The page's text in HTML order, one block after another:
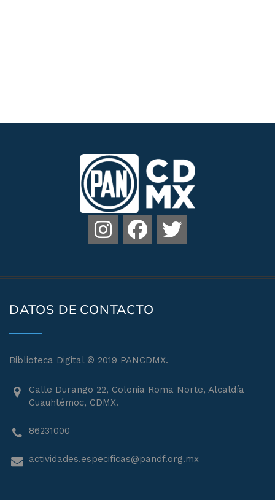
DATOS DE CONTACTO
Biblioteca Digital © 2019 PANCDMX.
Calle Durango 22, Colonia Roma Norte, Alcaldía
Cuauhtémoc, CDMX.
86231000
actividades.especificas@pandf.org.mx